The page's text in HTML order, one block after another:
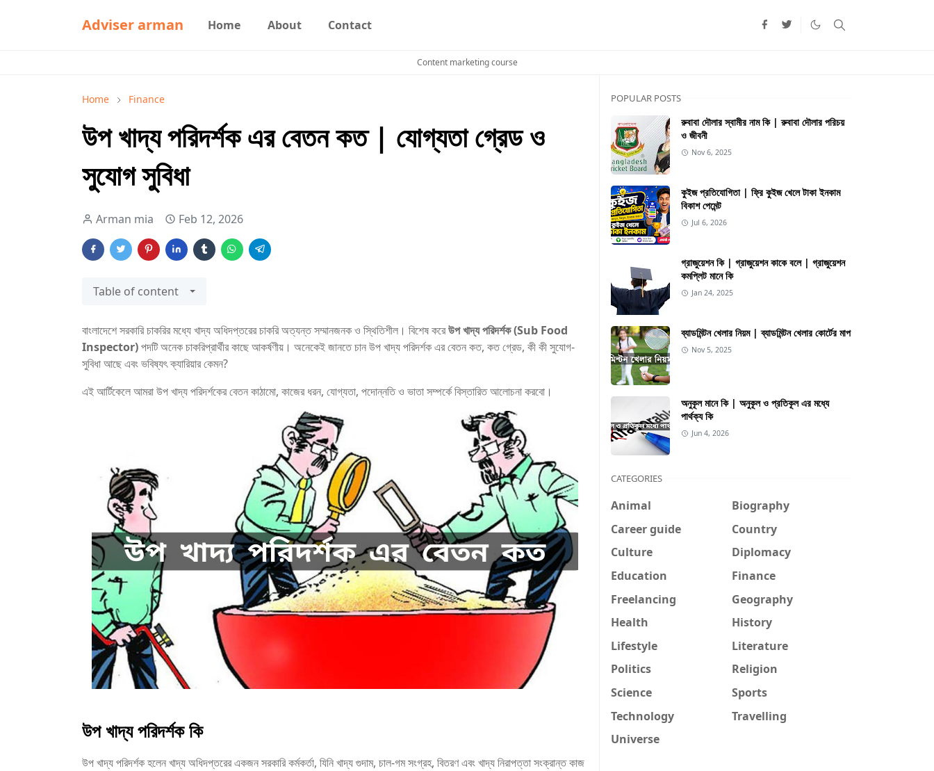
Adviser arman Home About Contact
Content marketing course
Home Finance
উপ খাদ্য পরিদর্শক এর বেতন কত | যোগ্যতা গ্রেড ও
সুযোগ সুবিধা
Arman mia Feb 12, 2026
Table of content
বাংলাদেশে সরকারি চাকরির মধ্যে খাদ্য অধিদপ্তরের চাকরি অত্যন্ত সম্মানজনক ও স্থিতিশীল। বিশেষ করেউপ খাদ্য পরিদর্শক (Sub Food
Inspector)পদটি অনেক চাকরিপ্রার্থীর কাছে আকর্ষণীয়। অনেকেই জানতে চান উপ খাদ্য পরিদর্শক এর বেতন কত, কত গ্রেড, কী কী সুযোগ-
সুবিধা আছে এবং ভবিষ্যৎ ক্যারিয়ার কেমন?
এই আর্টিকেলে আমরা উপ খাদ্য পরিদর্শকের বেতন কাঠামো, কাজের ধরন, যোগ্যতা, পদোন্নতি ও ভাতা সম্পর্কে বিস্তারিত আলোচনা করবো।
উপ খাদ্য পরিদর্শক কি
উপ খাদ্য পরিদর্শক হলেন খাদ্য অধিদপ্তরের একজন সরকারি কর্মকর্তা, যিনি খাদ্য গুদাম, চাল-গম সংগ্রহ, বিতরণ এবং খাদ্য নিরাপত্তা সংক্রান্ত কাজ
POPULAR POSTS
রুবাবা দৌলার স্বামীর নাম কি | রুবাবা দৌলার পরিচয়
ও জীবনী
Nov 6, 2025
কুইজ প্রতিযোগিতা | ফ্রি কুইজ খেলে টাকা ইনকাম
বিকাশ পেমেন্ট
Jul 6, 2026
গ্রাজুয়েশন কি | গ্রাজুয়েশন কাকে বলে | গ্রাজুয়েশন
কমপ্লিট মানে কি
Jan 24, 2025
ব্যাডমিন্টন খেলার নিয়ম | ব্যাডমিন্টন খেলার কোর্টের মাপ
Nov 5, 2025
অনুকূল মানে কি | অনুকূল ও প্রতিকূল এর মধ্যে
পার্থক্য কি
Jun 4, 2026
CATEGORIES
Animal
Biography
Career guide
Country
Culture
Diplomacy
Education
Finance
Freelancing
Geography
Health
History
Lifestyle
Literature
Politics
Religion
Science
Sports
Technology
Travelling
Universe